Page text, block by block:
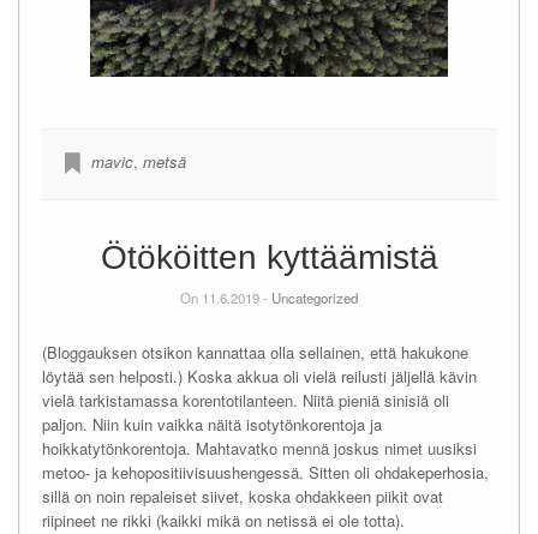
mavic, metsä
Ötököitten kyttäämistä
On 11.6.2019 - Uncategorized
(Bloggauksen otsikon kannattaa olla sellainen, että hakukone
löytää sen helposti.) Koska akkua oli vielä reilusti jäljellä kävin
vielä tarkistamassa korentotilanteen. Niitä pieniä sinisiä oli
paljon. Niin kuin vaikka näitä isotytönkorentoja ja
hoikkatytönkorentoja. Mahtavatko mennä joskus nimet uusiksi
metoo- ja kehopositiivisuushengessä. Sitten oli ohdakeperhosia,
sillä on noin repaleiset siivet, koska ohdakkeen piikit ovat
riipineet ne rikki (kaikki mikä on netissä ei ole totta).